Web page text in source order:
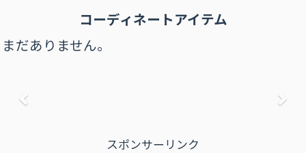
コーディネートアイテム
まだありません。
スポンサーリンク